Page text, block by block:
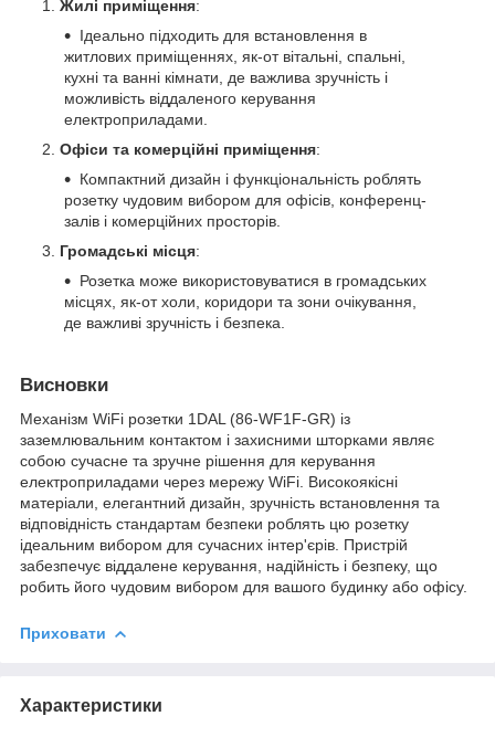
Жилі приміщення:
Ідеально підходить для встановлення в
житлових приміщеннях, як-от вітальні, спальні,
кухні та ванні кімнати, де важлива зручність і
можливість віддаленого керування
електроприладами.
Офіси та комерційні приміщення:
Компактний дизайн і функціональність роблять
розетку чудовим вибором для офісів, конференц-
залів і комерційних просторів.
Громадські місця:
Розетка може використовуватися в громадських
місцях, як-от холи, коридори та зони очікування,
де важливі зручність і безпека.
Висновки
Механізм WiFi розетки 1DAL (86-WF1F-GR) із
заземлювальним контактом і захисними шторками являє
собою сучасне та зручне рішення для керування
електроприладами через мережу WiFi. Високоякісні
матеріали, елегантний дизайн, зручність встановлення та
відповідність стандартам безпеки роблять цю розетку
ідеальним вибором для сучасних інтер'єрів. Пристрій
забезпечує віддалене керування, надійність і безпеку, що
робить його чудовим вибором для вашого будинку або офісу.
Приховати
Характеристики